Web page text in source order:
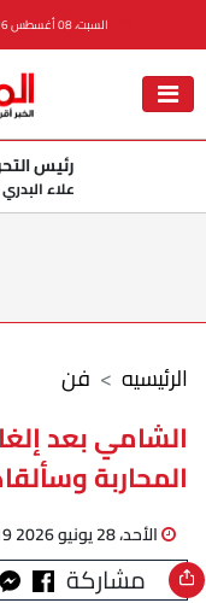
السبت، 08 أغسطس 2026
رئيس
علاء البدري
فن الرئيسيه
الشامي بعد
المحاربة
الأحد، 28 يونيو 2026 11:19 ص
مشاركة